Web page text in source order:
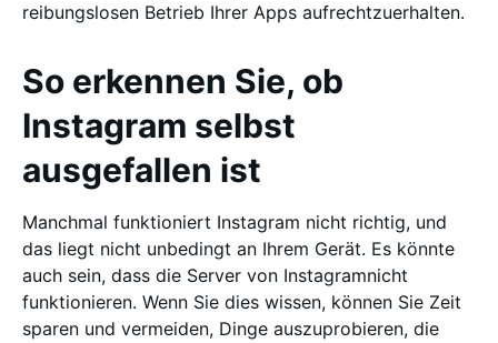
reibungslosen Betrieb Ihrer Apps aufrechtzuerhalten.
So erkennen Sie, ob
Instagram selbst
ausgefallen ist
Manchmal funktioniert Instagram nicht richtig, und
das liegt nicht unbedingt an Ihrem Gerät. Es könnte
auch sein, dass die Server von Instagramnicht
funktionieren. Wenn Sie dies wissen, können Sie Zeit
sparen und vermeiden, Dinge auszuprobieren, die